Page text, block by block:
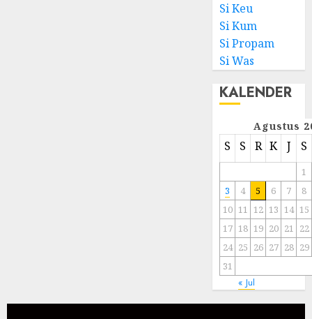
Si Keu
Si Kum
Si Propam
Si Was
KALENDER
Agustus
S S R K J S
1
3
4 5 6 7
8
10 11 12 13 14 15
17 18 19 20 21 22
24 25 26 27 28 29
31
« Jul